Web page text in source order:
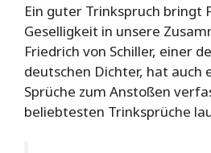
Ein guter Trinkspruch bringt
Geselligkeit in unsere
Friedrich von Schiller, einer
deutschen Dichter, hat auch
Sprüche zum Anstoßen
beliebtesten Trinksprüche